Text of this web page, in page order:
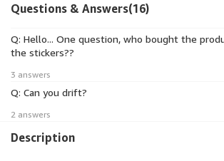
Questions & Answers(16)
Q: Hello... One question, who bought the
the stickers??
3 answers
Q: Can you drift?
2 answers
Description